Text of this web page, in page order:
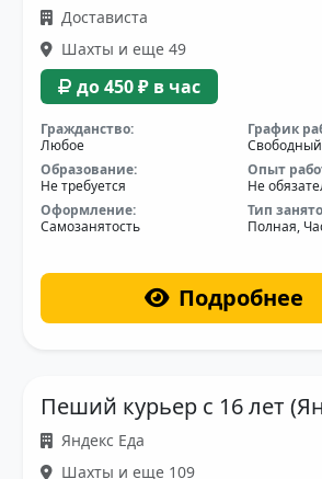
Достависта
Шахты и еще 49
до 450 ₽ в час
Гражданство:
Любое
График
Свободный
Образование:
Не требуется
Опыт
Не
Оформление:
Самозанятость
Тип
Полная,
Подробнее
Пеший курьер с 16 лет
Яндекс Еда
Шахты и еще 109